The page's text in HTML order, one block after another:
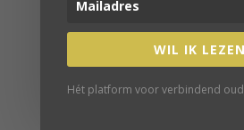
WIL IK LEZEN
Hét platform voor verbindend